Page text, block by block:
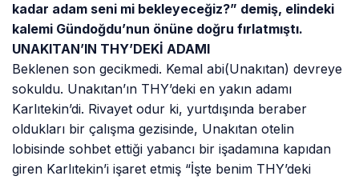
kadar adam seni mi bekleyeceğiz?” demiş, elindeki
kalemi Gündoğdu’nun önüne doğru fırlatmıştı.
UNAKITAN’IN THY’DEKİ ADAMI
Beklenen son gecikmedi. Kemal abi(Unakıtan) devreye
sokuldu. Unakıtan’ın THY’deki en yakın adamı
Karlıtekin’di. Rivayet odur ki, yurtdışında beraber
oldukları bir çalışma gezisinde, Unakıtan otelin
lobisinde sohbet ettiği yabancı bir işadamına kapıdan
giren Karlıtekin’i işaret etmiş “İşte benim THY’deki